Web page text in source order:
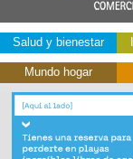
Salud y bienestar
Mundo hogar